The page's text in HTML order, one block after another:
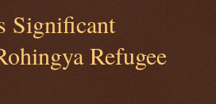
Significant
Refugee